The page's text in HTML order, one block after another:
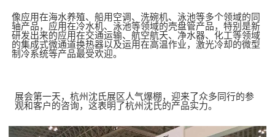
像应用在海水养殖、船用空调、洗碗机、泳池等多个领域的同
轴产品，应用在冷水机、泳池等领域的壳盘管产品，特别是新
研发出来的应用在交通运输、航空航天、净水器、化工等领域
的集成式微通道换热器以及运用在高温作业，激光冷却的微型
制冷系统等产品最受欢迎。
展会第一天，杭州沈氏展区人气爆棚，迎来了众多同行的参
观和客户的咨询，这表明了杭州沈氏的产品实力。